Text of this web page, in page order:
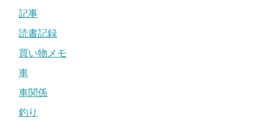
記事
読書記録
買い物メモ
車
車関係
釣り